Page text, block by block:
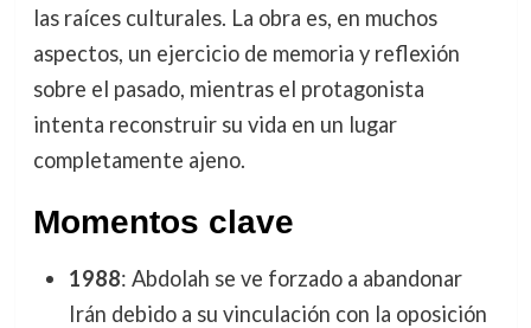
las raíces culturales. La obra es, en muchos
aspectos, un ejercicio de memoria y reflexión
sobre el pasado, mientras el protagonista
intenta reconstruir su vida en un lugar
completamente ajeno.
Momentos clave
1988: Abdolah se ve forzado a abandonar
Irán debido a su vinculación con la oposición